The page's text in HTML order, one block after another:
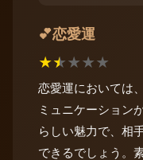
💕恋愛運
★★★★★
恋愛運においては
ミュニケーション
らしい魅力で、相
できるでしょう。